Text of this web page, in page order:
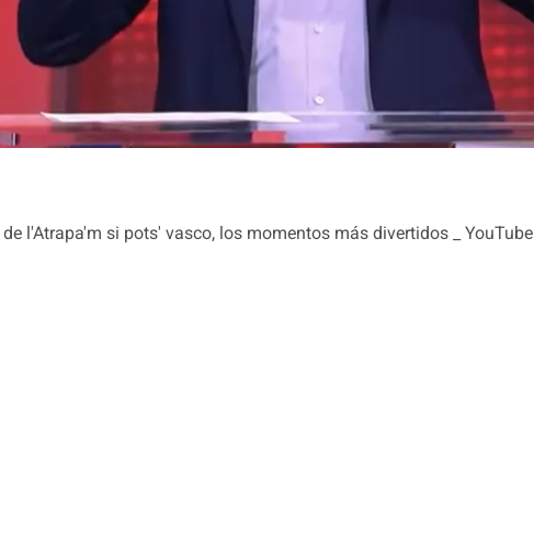
l'Atrapa'm si pots' vasco, los momentos más divertidos _ YouTube